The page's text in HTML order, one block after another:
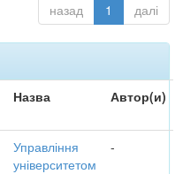
назад 1 далі
Назва Автор(и)
Управління
університетом
-